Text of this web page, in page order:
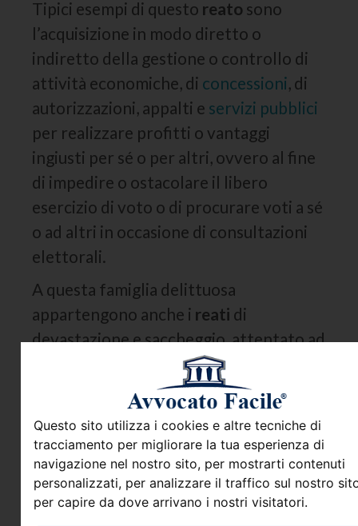
Questo sito utilizza i cookies e altre tecniche di
tracciamento per migliorare la tua esperienza di
navigazione nel nostro sito, per mostrarti contenuti
personalizzati, per analizzare il traffico sul nostro
per capire da dove arrivano i nostri visitatori.
Tipici esempi di questo reato sono
l’acquisizione in modo diretto o
indiretto della gestione o controllo di
attività economiche, di concessioni, di
autorizzazioni, appalti e servizi pubblici
per realizzare profitti o vantaggi
ingiusti per sé o per altri, ovvero al fine
di impedire o ostacolare il libero
esercizio di voto o di procurare voti a sé
o ad altri in occasione di consultazioni
elettorali.
A questa famiglia delittuosa
appartengono anche i reati di
devastazioneesaccheggio, attentato ad
impianti di pubblica utilità e pubblica
intimidazione.
La difesa dell’avvocato nei casi
di Istigazione a delinquere
L’Istigazione a Delinquere ,
l’A
ssociazione per Delinquere